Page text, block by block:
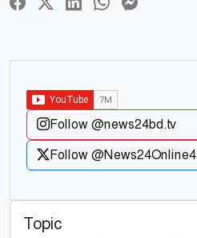
Follow @news24bd.tv
Follow @News24Online4
Topic